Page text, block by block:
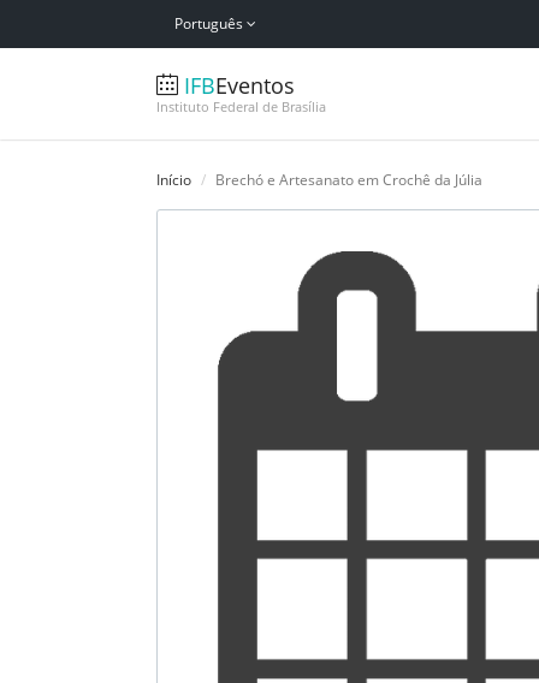
Português
IFBEventos
Instituto Federal de Brasília
Início Brechó e Artesanato em Crochê da Júlia